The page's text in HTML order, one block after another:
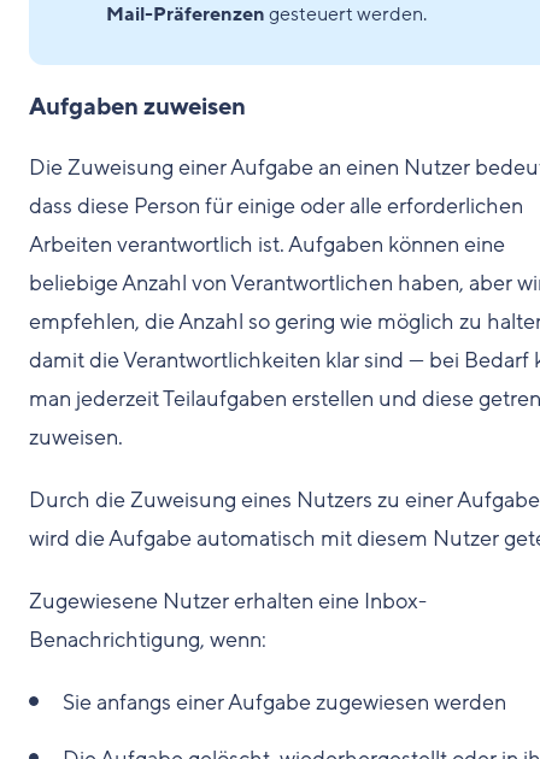
Mail-Präferenzengesteuert werden.
Aufgaben zuweisen
Die Zuweisung einer Aufgabe an einen Nutzer
dass diese Person für einige oder alle erforderlichen
Arbeiten verantwortlich ist. Aufgaben können eine
beliebige Anzahl von Verantwortlichen haben, aber
empfehlen, die Anzahl so gering wie möglich zu
damit die Verantwortlichkeiten klar sind — bei Bedarf
man jederzeit Teilaufgaben erstellen und diese
zuweisen.
Durch die Zuweisung eines Nutzers zu einer Aufgabe
wird die Aufgabe automatisch mit diesem Nutzer
Zugewiesene Nutzer erhalten eine Inbox-
Benachrichtigung, wenn:
Sie anfangs einer Aufgabe zugewiesen werden